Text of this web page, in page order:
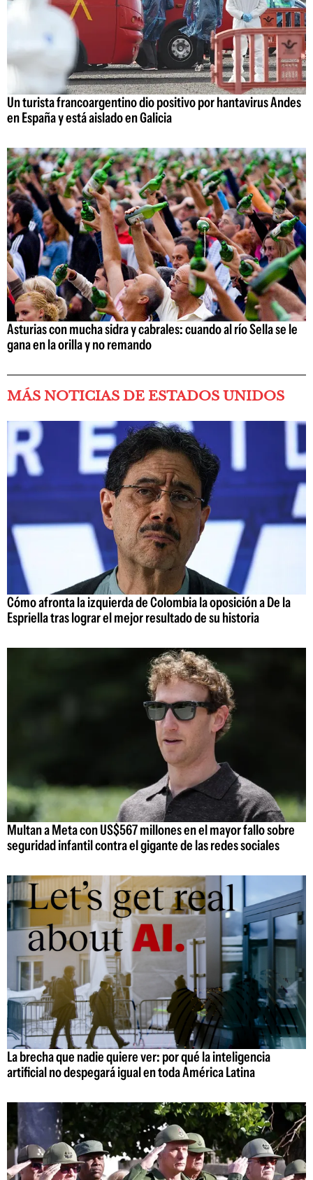
Un turista francoargentino dio positivo por hantavirus Andes
en España y está aislado en Galicia
Asturias con mucha sidra y cabrales: cuando al río Sella se le
gana en la orilla y no remando
MÁS NOTICIAS DE ESTADOS UNIDOS
Cómo afronta la izquierda de Colombia la oposición a De la
Espriella tras lograr el mejor resultado de su historia
Multan a Meta con US$567 millones en el mayor fallo sobre
seguridad infantil contra el gigante de las redes sociales
La brecha que nadie quiere ver: por qué la inteligencia
artificial no despegará igual en toda América Latina